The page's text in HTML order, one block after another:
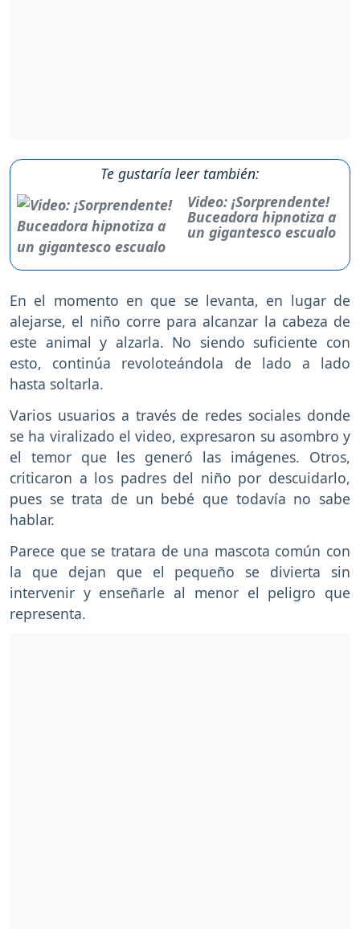
Te gustaría leer también:
Video: ¡Sorprendente!
Buceadora hipnotiza a
un gigantesco escualo
En el momento en que se levanta, en lugar de
alejarse, el niño corre para alcanzar la cabeza de
este animal y alzarla. No siendo suficiente con
esto, continúa revoloteándola de lado a lado
hasta soltarla.
Varios usuarios a través de redes sociales donde
se ha viralizado el video, expresaron su asombro y
el temor que les generó las imágenes. Otros,
criticaron a los padres del niño por descuidarlo,
pues se trata de un bebé que todavía no sabe
hablar.
Parece que se tratara de una mascota común con
la que dejan que el pequeño se divierta sin
intervenir y enseñarle al menor el peligro que
representa.